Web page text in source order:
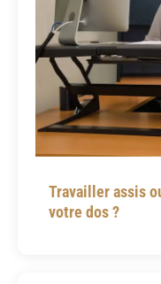
Travailler assis
votre dos ?